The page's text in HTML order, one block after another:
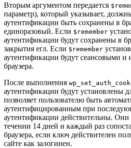
Вторым аргументом передается
параметр), который указывает,
аутентификации быть сохранены в
единоразовый. Если $remember
аутентификации будут сохранены в
закрытия егл. Если $remember
аутентификации будут сеансовыми и
браузера.
После выполнения
аутентификации будут установлены
позволяет пользователю быть
аутентифицированным при
аутентификации действительны. Они
течении 14 дней и каждый раз
браузера, если ключ действителен
сайте как залогинен.